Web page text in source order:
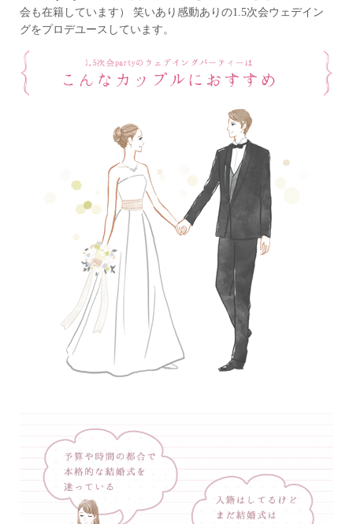
会も在籍しています）
笑いあり感動ありの1.5次会ウェデイン
グをプロデユースしています。